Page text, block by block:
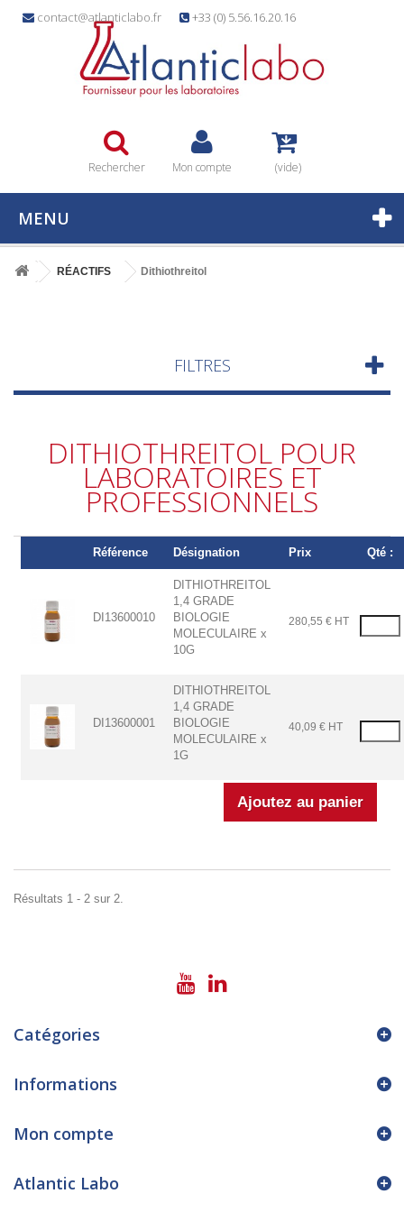
contact@atlanticlabo.fr +33 (0) 5.56.16.20.16
Rechercher Mon compte (vide)
MENU
RÉACTIFS Dithiothreitol
FILTRES
DITHIOTHREITOL POUR
LABORATOIRES ET
PROFESSIONNELS
Référence Désignation Prix Qté :
DI13600010
DITHIOTHREITOL
1,4 GRADE
BIOLOGIE
MOLECULAIRE x
10G
280,55 € HT
DI13600001
DITHIOTHREITOL
1,4 GRADE
BIOLOGIE
MOLECULAIRE x
1G
40,09 € HT
Résultats 1 - 2 sur 2.
Catégories
Informations
Mon compte
Atlantic Labo